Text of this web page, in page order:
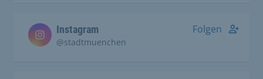
Instagram
@stadtmuenchen
Folgen